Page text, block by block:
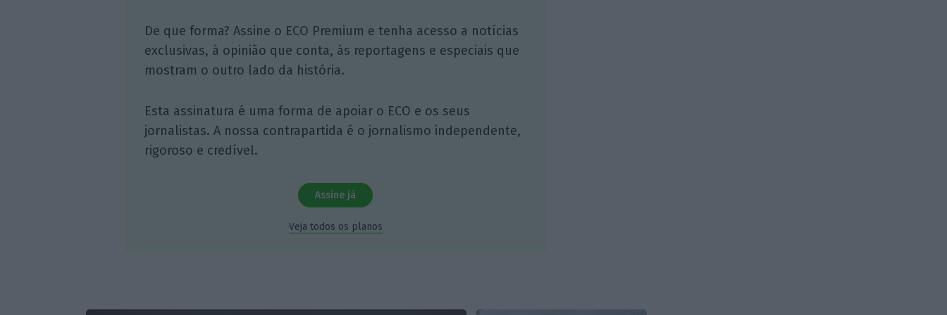
De que forma? Assine o ECO Premium e tenha acesso a notícias
exclusivas, à opinião que conta, às reportagens e especiais que
mostram o outro lado da história.
Esta assinatura é uma forma de apoiar o ECO e os seus
jornalistas. A nossa contrapartida é o jornalismo independente,
rigoroso e credível.
Assine já
Veja todos os planos